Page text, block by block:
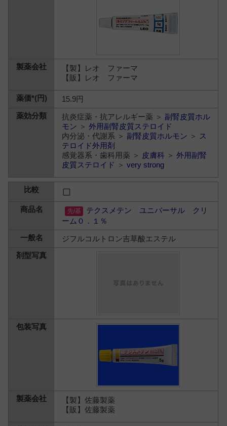
【製】レオ ファーマ
【販】レオ ファーマ
15.9円
抗炎症薬・抗アレルギー薬 ＞ 副腎皮質ホル
モン ＞外用副腎皮質ステロイド
内分泌・代謝系 ＞ 副腎皮質ホルモン ＞ ス
テロイド外用剤
感覚器系・歯科用薬 ＞ 皮膚科 ＞外用副腎
皮質ステロイド ＞very strong
テクスメテン ユニバーサル クリ
ーム０．１％
ジフルコルトロン吉草酸エステル
【製】佐藤製薬
【販】佐藤製薬